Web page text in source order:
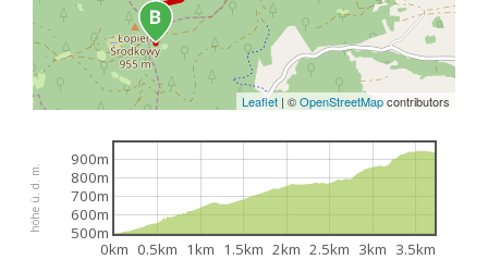
Leaflet | ©OpenStreetMapcontributors
höhe ü. d. m.
0km 0.5km 1km 1.5km 2km 2.5km 3km 3.5km
500m
600m
700m
800m
900m